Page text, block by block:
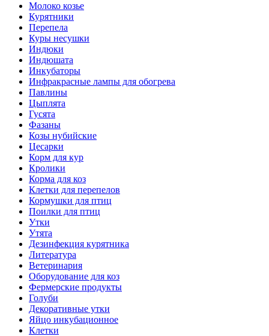
Молоко козье
Курятники
Перепела
Куры несушки
Индюки
Индюшата
Инкубаторы
Инфракрасные лампы для обогрева
Павлины
Цыплята
Гусята
Фазаны
Козы нубийские
Цесарки
Корм для кур
Кролики
Корма для коз
Клетки для перепелов
Кормушки для птиц
Поилки для птиц
Утки
Утята
Дезинфекция курятника
Литература
Ветеринария
Оборудование для коз
Фермерские продукты
Голуби
Декоративные утки
Яйцо инкубационное
Клетки